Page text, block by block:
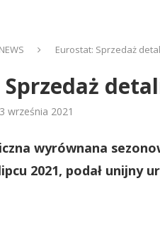
NEWS Eurostat: Sprzedaż
3 września 2021
wyrównana
2021, podał unijny